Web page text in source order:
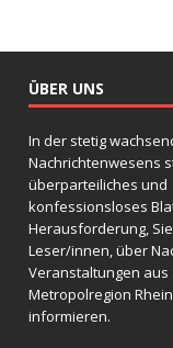
ÜBER UNS
In der stetig
Nachrichtenwesens
überparteiliches und
konfessionsloses
Herausforderung,
Leser/innen, über
Veranstaltungen
Metropolregion
informieren.